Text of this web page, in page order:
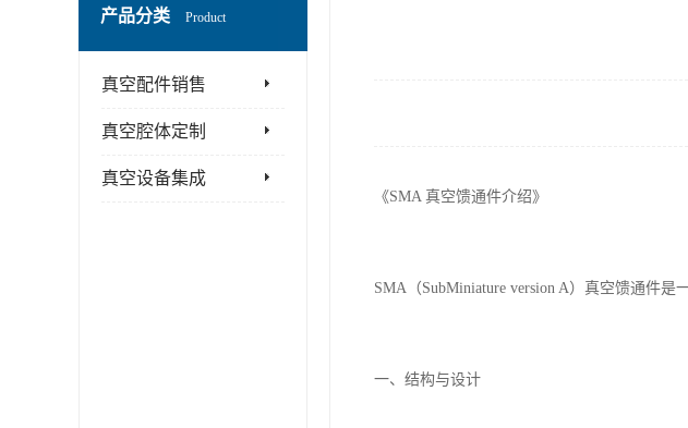
产品分类 Product
真空配件销售
真空腔体定制
真空设备集成
《SMA 真空馈通件介绍》
SMA（SubMiniature version A）真空馈通件
一、结构与设计